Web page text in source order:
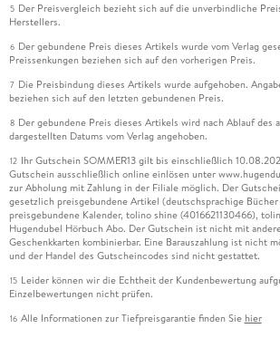
5 Der Preisvergleich bezieht sich auf die unverbindliche
Herstellers.
6 Der gebundene Preis dieses Artikels wurde vom Verlag
Preissenkungen beziehen sich auf den vorherigen Preis.
7 Die Preisbindung dieses Artikels wurde aufgehoben.
beziehen sich auf den letzten gebundenen Preis.
8 Der gebundene Preis dieses Artikels wird nach Ablauf des
dargestellten Datums vom Verlag angehoben.
12 Ihr Gutschein SOMMER13 gilt bis einschließlich
Gutschein ausschließlich online einlösen unter
zur Abholung mit Zahlung in der Filiale möglich. Der
gesetzlich preisgebundene Artikel (deutschsprachige
preisgebundene Kalender, tolino shine (4016621130466),
Hugendubel Hörbuch Abo. Der Gutschein ist nicht mit
Geschenkkarten kombinierbar. Eine Barauszahlung ist nicht
und der Handel des Gutscheincodes sind nicht gestattet.
15 Leider können wir die Echtheit der Kundenbewertung
Einzelbewertungen nicht prüfen.
16 Alle Informationen zur Tiefpreisgarantie finden Sie hier